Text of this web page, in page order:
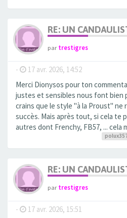
RE: UN
partrestigres
- 17 avr. 2026, 14:52
Merci Dionysos pour ton
justes et sensibles nous font bien
crains que le style "à la Proust" ne
succès. Mais après tout, si cela te
autres dont Frenchy, FB57, ... cela
RE: UN
partrestigres
- 17 avr. 2026, 15:51